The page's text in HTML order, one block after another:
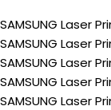
SAMSUNG Laser
SAMSUNG Laser
SAMSUNG Laser
SAMSUNG Laser
SAMSUNG Laser